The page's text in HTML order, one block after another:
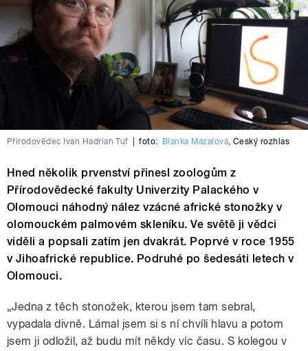
Přírodovědec Ivan Hadrian Tuf foto: Blanka Mazalová, Český rozhlas
Hned několik prvenství přinesl zoologům z
Přírodovědecké fakulty Univerzity Palackého v
Olomouci náhodný nález vzácné africké stonožky v
olomouckém palmovém skleníku. Ve světě ji vědci
viděli a popsali zatím jen dvakrát. Poprvé v roce 1955
v Jihoafrické republice. Podruhé po šedesáti letech v
Olomouci.
„Jedna z těch stonožek, kterou jsem tam sebral,
vypadala divně. Lámal jsem si s ní chvíli hlavu a potom
jsem ji odložil, až budu mít někdy víc času. S kolegou v